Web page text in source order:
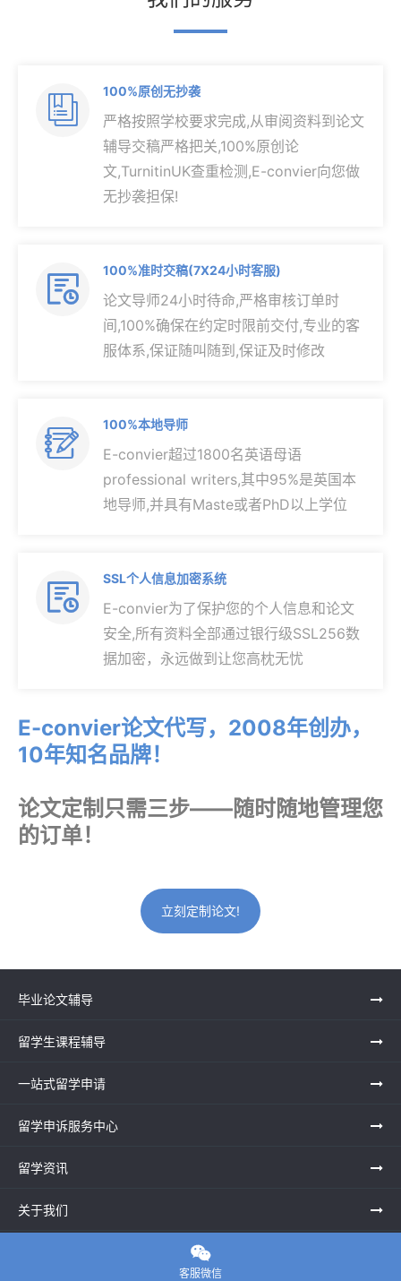

100%原创无抄袭
严格按照学校要求完成,从审阅资料到论文
辅导交稿严格把关,100%原创论
文,TurnitinUK查重检测,E-convier向您做
无抄袭担保!

100%准时交稿(7X24小时客服)
论文导师24小时待命,严格审核订单时
间,100%确保在约定时限前交付,专业的客
服体系,保证随叫随到,保证及时修改

100%本地导师
E-convier超过1800名英语母语
professional writers,其中95%是英国本
地导师,并具有Maste或者PhD以上学位

SSL个人信息加密系统
E-convier为了保护您的个人信息和论文
安全,所有资料全部通过银行级SSL256数
据加密，永远做到让您高枕无忧
E-convier论文代写，2008年创办，
10年知名品牌！
论文定制只需三步——随时随地管理您
的订单！
立刻定制论文!
毕业论文辅导
留学生课程辅导
一站式留学申请
留学申诉服务中心
留学资讯
关于我们

客服微信